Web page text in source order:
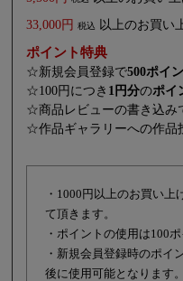
33,000円
税込 以上のお買い
ポイント特典
☆新規会員登録で500ポイ
☆100円につき 1円分のポイ
☆商品レビューの書き込み
☆作品ギャラリーへの作品
・1000円以上のお買い
て頂きます。
・ポイントの使用は100
・新規会員登録時のポイ
後に使用可能となります。